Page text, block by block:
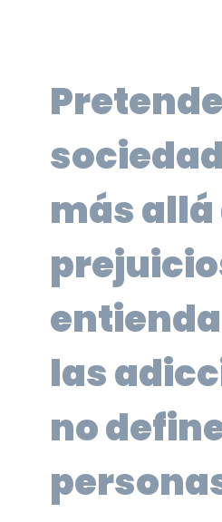
más allá
las
no